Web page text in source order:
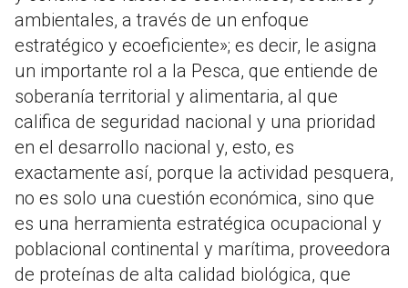
ambientales, a través de un enfoque
estratégico y ecoeficiente»; es decir, le asigna
un importante rol a la Pesca, que entiende de
soberanía territorial y alimentaria, al que
califica de seguridad nacional y una prioridad
en el desarrollo nacional y, esto, es
exactamente así, porque la actividad pesquera,
no es solo una cuestión económica, sino que
es una herramienta estratégica ocupacional y
poblacional continental y marítima, proveedora
de proteínas de alta calidad biológica, que